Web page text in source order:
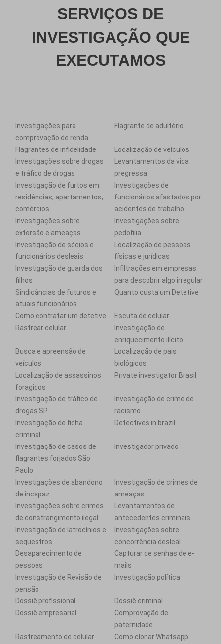
SERVIÇOS DE
INVESTIGAÇÃO QUE
EXECUTAMOS
Investigações para
comprovação de renda
Flagrante de adultério
Flagrantes de infidelidade
Localização de veículos
Investigações sobre drogas
e tráfico de drogas
Levantamentos da vida
pregressa
Investigação de furtos em:
residências, apartamentos,
comércios
Investigações de
funcionários afastados por
acidentes de trabalho
Investigações sobre
extorsão e ameaças
Investigações sobre
pedofilia
Investigação de sócios e
funcionários desleais
Localização de pessoas
físicas e jurídicas
Investigação de guarda dos
filhos
Infiltrações em empresas
para descobrir algo irregular
Sindicâncias de futuros e
atuais funcionários
Quanto custa um Detetive
Como contratar um detetive
Escuta de celular
Rastrear celular
Investigação de
enriquecimento ilícito
Busca e apreensão de
veículos
Localização de pais
biológicos
Localização de assassinos
foragidos
Private investigator Brasil
Investigação de tráfico de
drogas SP
Investigação de crime de
racismo
Investigação de ficha
criminal
Detectives in brazil
Investigação de casos de
flagrantes forjados São
Paulo
Investigador privado
Investigações de abandono
de incapaz
Investigação de crimes de
ameaças
Investigações sobre crimes
de constrangimento ilegal
Levantamentos de
antecedentes criminais
Investigação de latrocínios e
sequestros
Investigações sobre
concorrência desleal
Desaparecimento de
pessoas
Capturar de senhas de e-
mails
Investigação de Revisão de
pensão
Investigação política
Dossiê profissional
Dossiê criminal
Dossiê empresarial
Comprovação de
paternidade
Rastreamento de celular
Como clonar Whatsapp